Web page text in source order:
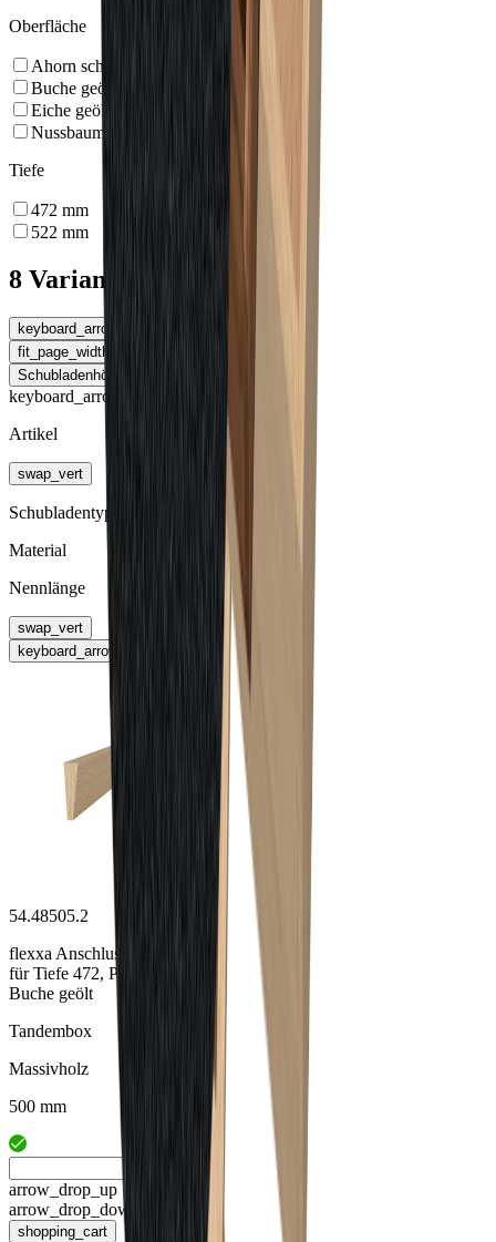
Oberfläche
Ahorn schwarz geölt
Buche geölt
Eiche geölt
Nussbaum geölt
Tiefe
472 mm
522 mm
8 Varianten
keyboard_arrow_left
fit_page_width
Schubladenhöhe
keyboard_arrow_right
Artikel
swap_vert
Schubladentyp
Material
Nennlänge
swap_vert
keyboard_arrow_right
54.48505.2
flexxa Anschlussleiste TBX
für Tiefe 472, Paar
Buche geölt
Tandembox
Massivholz
500 mm
arrow_drop_up
arrow_drop_down
shopping_cart